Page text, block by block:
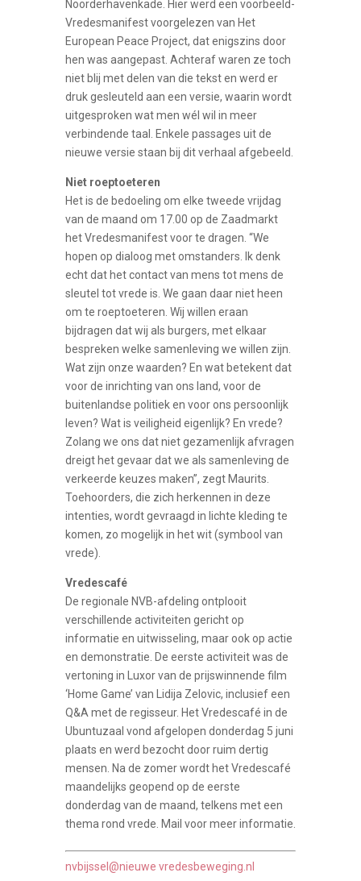
Noorderhavenkade. Hier werd een voorbeeld-
Vredesmanifest voorgelezen van Het
European Peace Project, dat enigszins door
hen was aangepast. Achteraf waren ze toch
niet blij met delen van die tekst en werd er
druk gesleuteld aan een versie, waarin wordt
uitgesproken wat men wél wil in meer
verbindende taal. Enkele passages uit de
nieuwe versie staan bij dit verhaal afgebeeld.
Niet roeptoeteren
Het is de bedoeling om elke tweede vrijdag
van de maand om 17.00 op de Zaadmarkt
het Vredesmanifest voor te dragen. “We
hopen op dialoog met omstanders. Ik denk
echt dat het contact van mens tot mens de
sleutel tot vrede is. We gaan daar niet heen
om te roeptoeteren. Wij willen eraan
bijdragen dat wij als burgers, met elkaar
bespreken welke samenleving we willen zijn.
Wat zijn onze waarden? En wat betekent dat
voor de inrichting van ons land, voor de
buitenlandse politiek en voor ons persoonlijk
leven? Wat is veiligheid eigenlijk? En vrede?
Zolang we ons dat niet gezamenlijk afvragen
dreigt het gevaar dat we als samenleving de
verkeerde keuzes maken”, zegt Maurits.
Toehoorders, die zich herkennen in deze
intenties, wordt gevraagd in lichte kleding te
komen, zo mogelijk in het wit (symbool van
vrede).
Vredescafé
De regionale NVB-afdeling ontplooit
verschillende activiteiten gericht op
informatie en uitwisseling, maar ook op actie
en demonstratie. De eerste activiteit was de
vertoning in Luxor van de prijswinnende film
‘Home Game’ van Lidija Zelovic, inclusief een
Q&A met de regisseur. Het Vredescafé in de
Ubuntuzaal vond afgelopen donderdag 5 juni
plaats en werd bezocht door ruim dertig
mensen. Na de zomer wordt het Vredescafé
maandelijks geopend op de eerste
donderdag van de maand, telkens met een
thema rond vrede. Mail voor meer informatie.
nvbijssel@nieuwe vredesbeweging.nl